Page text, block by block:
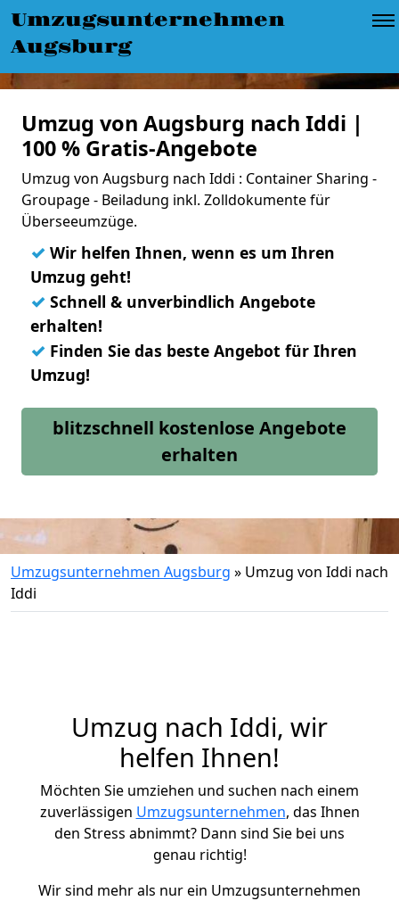
Umzugsunternehmen
Augsburg
Umzug von Augsburg nach Iddi |
100 % Gratis-Angebote
Umzug von Augsburg nach Iddi : Container Sharing -
Groupage - Beiladung inkl. Zolldokumente für
Überseeumzüge.
✓ Wir helfen Ihnen, wenn es um Ihren
Umzug geht!
✓ Schnell & unverbindlich Angebote
erhalten!
✓ Finden Sie das beste Angebot für Ihren
Umzug!
blitzschnell kostenlose Angebote
erhalten
Umzugsunternehmen Augsburg » Umzug von Iddi nach
Iddi
Umzug nach Iddi, wir
helfen Ihnen!
Möchten Sie umziehen und suchen nach einem
zuverlässigen Umzugsunternehmen, das Ihnen
den Stress abnimmt? Dann sind Sie bei uns
genau richtig!
Wir sind mehr als nur ein Umzugsunternehmen